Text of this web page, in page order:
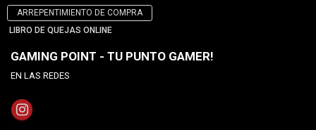
ARREPENTIMIENTO DE COMPRA
LIBRO DE QUEJAS ONLINE
GAMING POINT - TU PUNTO GAMER!
EN LAS REDES